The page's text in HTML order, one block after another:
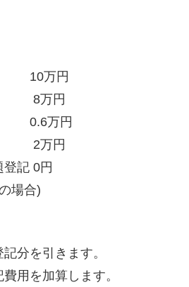
円
記 8万円
0.6万円
円
0円
場合)
分を引きます。
用を加算します。